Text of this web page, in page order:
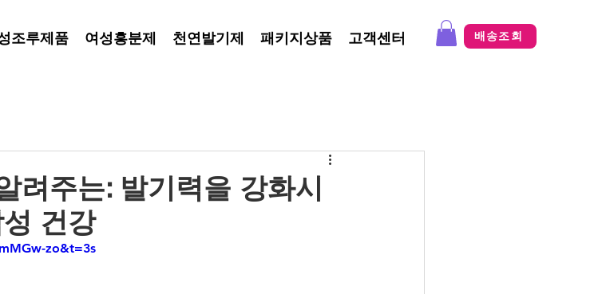
조루제품 여성흥분제 천연발기제 패키지상품 고객센터 배송조회
려주는: 발기력을 강화시
건강
zo&t=3s